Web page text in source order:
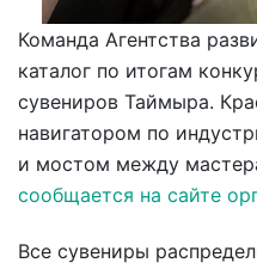
Команда Агентства
каталог по итогам
сувениров Таймыра.
навигатором по
и мостом между
сообщается на сайте
Все сувениры